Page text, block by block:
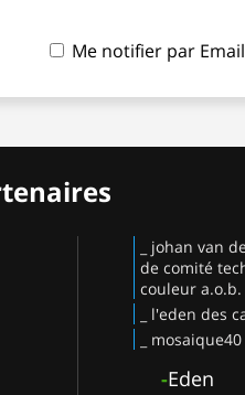
Me notifier par
_ johan van
de comité
couleur a.o.b.
_ l'eden des
_ mosaique40
-Eden